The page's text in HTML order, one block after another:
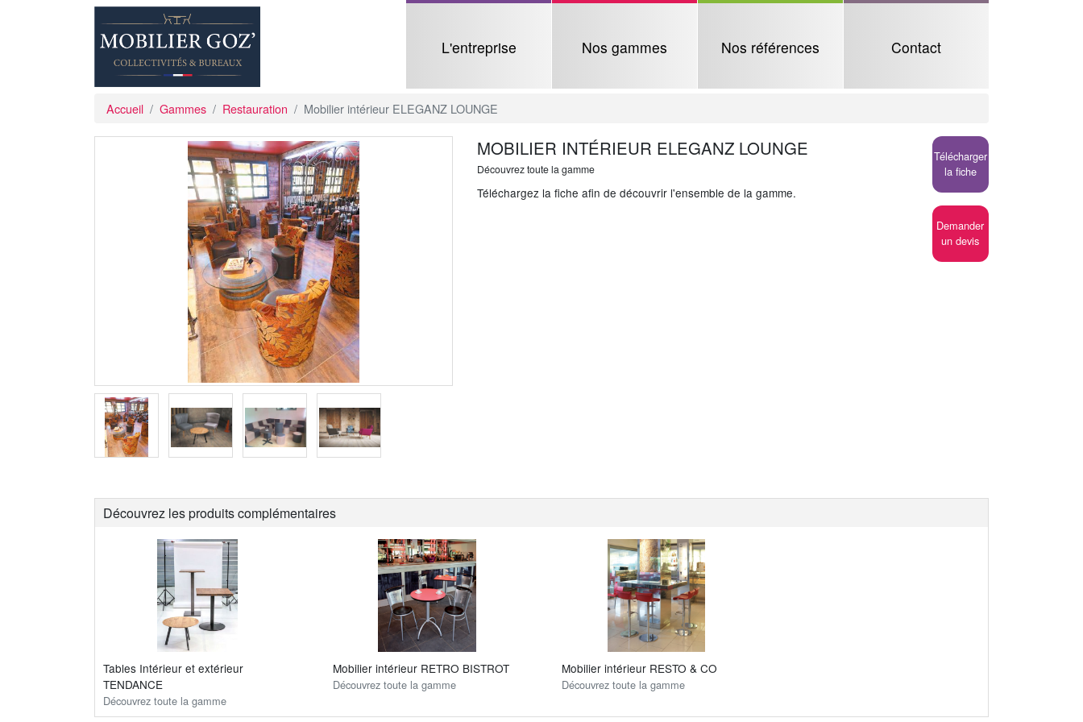
L'entreprise Nos gammes Nos références Contact
Accueil Gammes Restauration Mobilier intérieur ELEGANZ LOUNGE
MOBILIER INTÉRIEUR ELEGANZ LOUNGE
Découvrez toute la gamme
Téléchargez la fiche afin de découvrir l'ensemble de la gamme.
Télécharger
la fiche
Demander
un devis
Découvrez les produits complémentaires
Tables Intérieur et extérieur
TENDANCE
Découvrez toute la gamme
Mobilier intérieur RETRO BISTROT
Découvrez toute la gamme
Mobilier intérieur RESTO & CO
Découvrez toute la gamme